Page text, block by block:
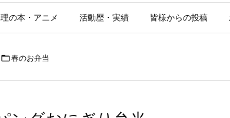
の本・アニメ 活動歴・実績 皆様からの投稿
春のお弁当